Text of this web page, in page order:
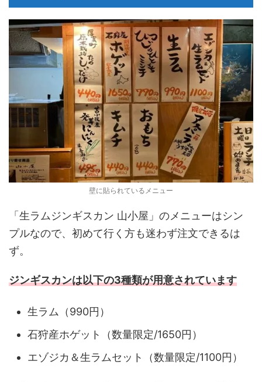
壁に貼られているメニュー
「生ラムジンギスカン 山小屋」のメニューはシン
プルなので、初めて行く方も迷わず注文できるは
ず。
ジンギスカンは以下の3種類が用意されています
生ラム（990円）
石狩産ホゲット（数量限定/1650円）
エゾジカ＆生ラムセット（数量限定/1100円）